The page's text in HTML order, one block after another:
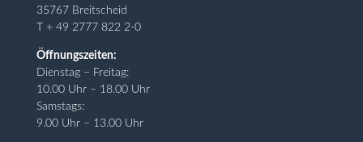
35767 Breitscheid
T + 49 2777 822 2-0
Öffnungszeiten:
Dienstag – Freitag:
10.00 Uhr – 18.00 Uhr
Samstags:
9.00 Uhr – 13.00 Uhr